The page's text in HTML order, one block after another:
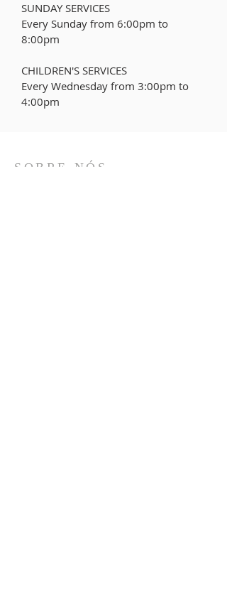
SUNDAY SERVICES
Every Sunday from 6:00pm to
8:00pm
CHILDREN'S SERVICES
Every Wednesday from 3:00pm to
4:00pm
SOBRE NÓS